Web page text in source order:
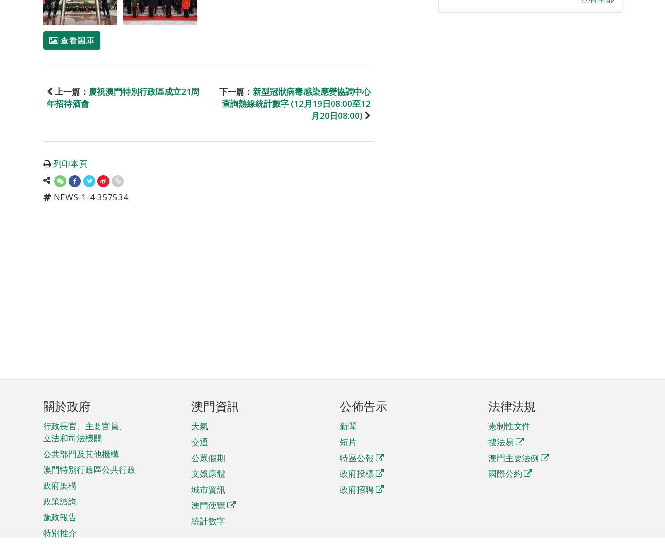
查看圖庫
上一篇： 慶祝澳門特別行政區成立21周
年招待酒會
下一篇： 新型冠狀病毒感染應變協調中心
查詢熱線統計數字 (12月19日08:00至12
月20日08:00)
列印本頁
NEWS-1-4-357534
頁
腳
菜
單
關於政府
行政長官、主要官員、
立法和司法機關
公共部門及其他機構
澳門特別行政區公共行政
政府架構
政策諮詢
施政報告
特別推介
澳門資訊
天氣
交通
公眾假期
文娛康體
城市資訊
澳門便覽
統計數字
公佈告示
新聞
短片
特區公報
政府投標
政府招聘
法律法規
憲制性文件
搜法易
澳門主要法例
國際公約